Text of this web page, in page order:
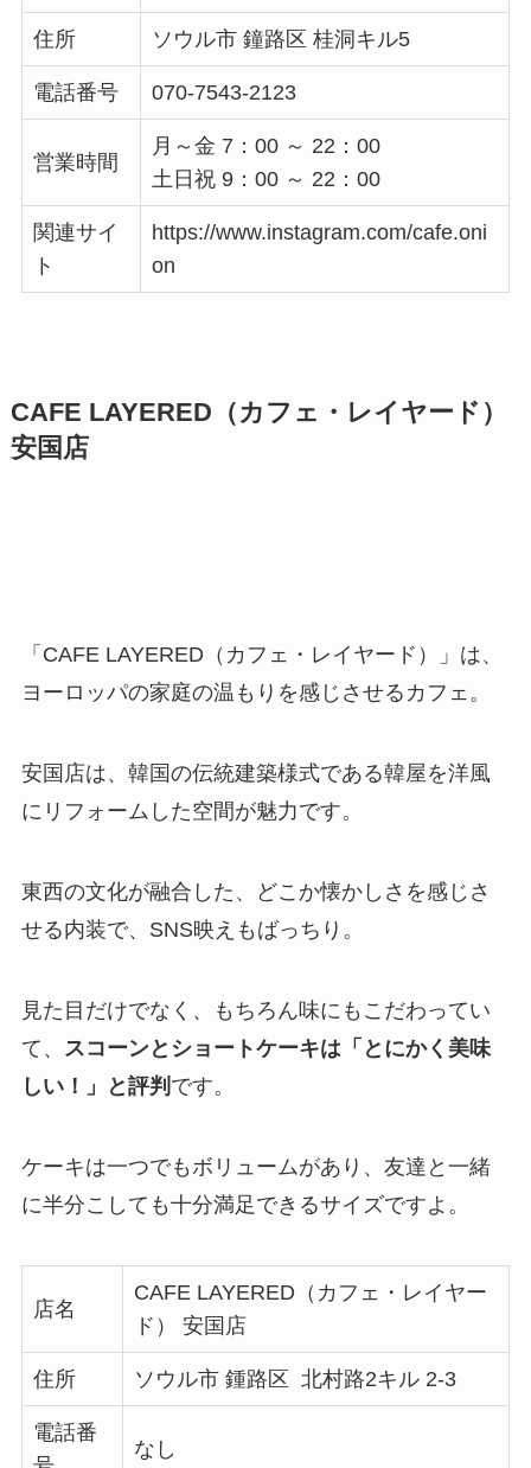
住所 ソウル市 鐘路区 桂洞キル5
電話番号 070-7543-2123
営業時間
月～金 7：00 ～ 22：00
土日祝 9：00 ～ 22：00
関連サイ
ト
https://www.instagram.com/cafe.oni
on
CAFE LAYERED（カフェ・レイヤード）
安国店
「CAFE LAYERED（カフェ・レイヤード）」は、
ヨーロッパの家庭の温もりを感じさせるカフェ。
安国店は、韓国の伝統建築様式である韓屋を洋風
にリフォームした空間が魅力です。
東西の文化が融合した、どこか懐かしさを感じさ
せる内装で、SNS映えもばっちり。
見た目だけでなく、もちろん味にもこだわってい
て、
スコーンとショートケーキは「とにかく美味
しい！」と評判 です。
ケーキは一つでもボリュームがあり、友達と一緒
に半分こしても十分満足できるサイズですよ。
店名
CAFE LAYERED（カフェ・レイヤー
ド） 安国店
住所 ソウル市 鍾路区 北村路2キル 2-3
電話番
なし